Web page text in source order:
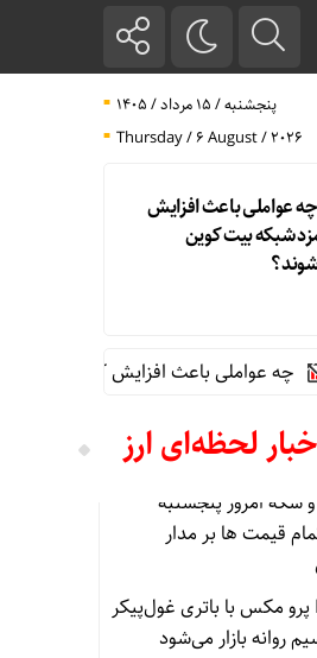
پنجشنبه / ۱۵ مرداد / ۱۴۰۵
Thursday / 6 August / 2026
چه عواملی باعث افزایش
شبکه بیت کوین
باعث افزایش کارمزد شبکه بیت کوین
لحظه‌ای ارز
سکه امروز پنجشنبه
تمام قیمت ها بر مدار
ردمی K100 پرو مکس با باتری غول‌پیکر
روانه بازار می‌شود